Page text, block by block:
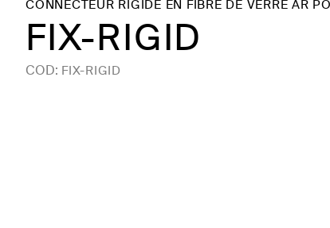
CONNECTEUR RIGIDE EN FIBRE DE VERRE AR
FIX-RIGID
COD: FIX-RIGID